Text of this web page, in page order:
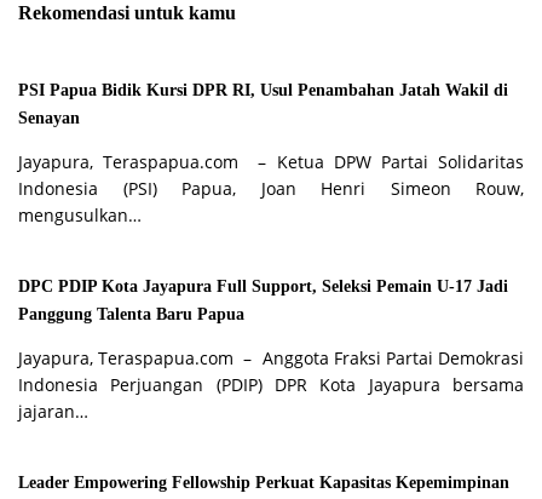
Rekomendasi untuk kamu
PSI Papua Bidik Kursi DPR RI, Usul Penambahan Jatah Wakil di
Senayan
Jayapura, Teraspapua.com – Ketua DPW Partai Solidaritas
Indonesia (PSI) Papua, Joan Henri Simeon Rouw,
mengusulkan…
DPC PDIP Kota Jayapura Full Support, Seleksi Pemain U-17 Jadi
Panggung Talenta Baru Papua
Jayapura, Teraspapua.com – Anggota Fraksi Partai Demokrasi
Indonesia Perjuangan (PDIP) DPR Kota Jayapura bersama
jajaran…
Leader Empowering Fellowship Perkuat Kapasitas Kepemimpinan